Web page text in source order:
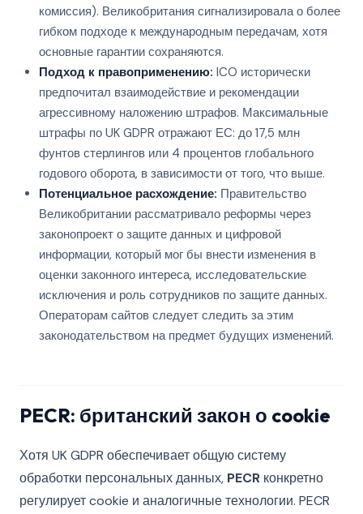
комиссия). Великобритания сигнализировала о более
гибком подходе к международным передачам, хотя
основные гарантии сохраняются.
Подход к правоприменению: ICO исторически
предпочитал взаимодействие и рекомендации
агрессивному наложению штрафов. Максимальные
штрафы по UK GDPR отражают ЕС: до 17,5 млн
фунтов стерлингов или 4 процентов глобального
годового оборота, в зависимости от того, что выше.
Потенциальное расхождение: Правительство
Великобритании рассматривало реформы через
законопроект о защите данных и цифровой
информации, который мог бы внести изменения в
оценки законного интереса, исследовательские
исключения и роль сотрудников по защите данных.
Операторам сайтов следует следить за этим
законодательством на предмет будущих изменений.
PECR: британский закон о cookie
Хотя UK GDPR обеспечивает общую систему
обработки персональных данных, PECR конкретно
регулирует cookie и аналогичные технологии. PECR